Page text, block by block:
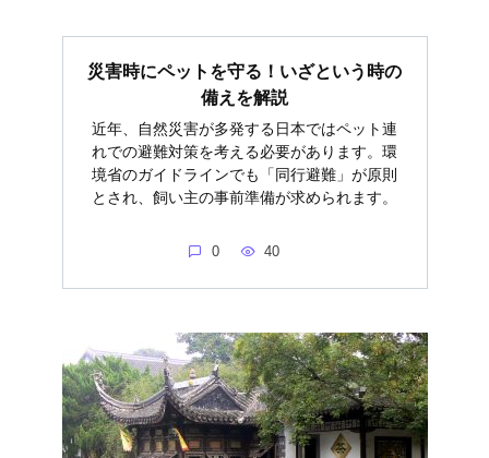
災害時にペットを守る！いざという時の
備えを解説
近年、自然災害が多発する日本ではペット連
れでの避難対策を考える必要があります。環
境省のガイドラインでも「同行避難」が原則
とされ、飼い主の事前準備が求められます。
0 40